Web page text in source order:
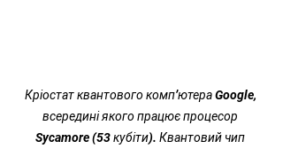
Кріостат квантового комп’ютера Google,
всередині якого працює процесор
Sycamore (53 кубіти). Квантовий чип